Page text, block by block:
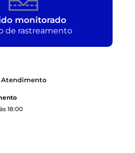
monitorado
de rastreamento
Atendimento
18:00